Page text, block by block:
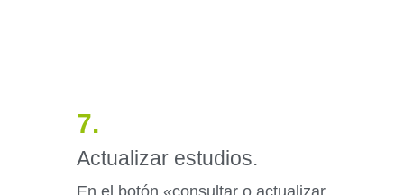
7.
Actualizar estudios.